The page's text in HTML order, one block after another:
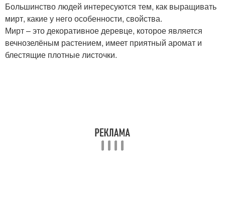
Большинство людей интересуются тем, как выращивать
мирт, какие у него особенности, свойства.
Мирт – это декоративное деревце, которое является
вечнозелёным растением, имеет приятный аромат и
блестящие плотные листочки.